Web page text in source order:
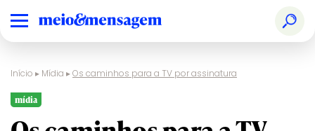
Início ▸ Mídia ▸Os caminhos para a TV por assinatura
mídia